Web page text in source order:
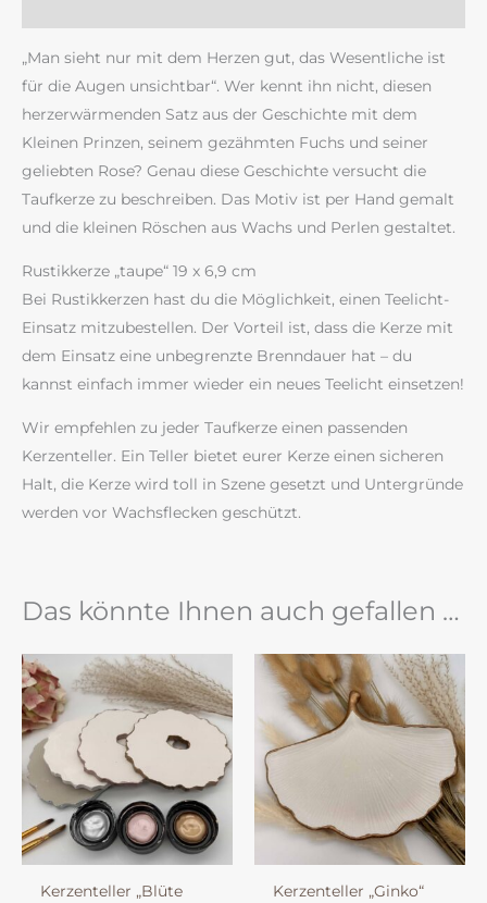
„Man sieht nur mit dem Herzen gut, das Wesentliche ist
für die Augen unsichtbar“. Wer kennt ihn nicht, diesen
herzerwärmenden Satz aus der Geschichte mit dem
Kleinen Prinzen, seinem gezähmten Fuchs und seiner
geliebten Rose? Genau diese Geschichte versucht die
Taufkerze zu beschreiben. Das Motiv ist per Hand gemalt
und die kleinen Röschen aus Wachs und Perlen gestaltet.
Rustikkerze „taupe“ 19 x 6,9 cm
Bei Rustikkerzen hast du die Möglichkeit, einen Teelicht-
Einsatz mitzubestellen. Der Vorteil ist, dass die Kerze mit
dem Einsatz eine unbegrenzte Brenndauer hat – du
kannst einfach immer wieder ein neues Teelicht einsetzen!
Wir empfehlen zu jeder Taufkerze einen passenden
Kerzenteller. Ein Teller bietet eurer Kerze einen sicheren
Halt, die Kerze wird toll in Szene gesetzt und Untergründe
werden vor Wachsflecken geschützt.
Das könnte Ihnen auch gefallen …
Kerzenteller „Blüte
Kerzenteller „Ginko“